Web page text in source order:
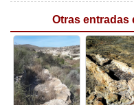
Otras entradas